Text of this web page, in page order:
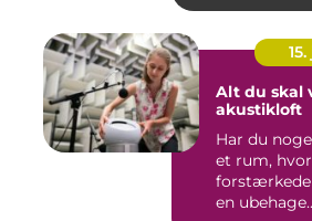
Alt du skal
akustikloft
Har du
et rum,
forstærkede
en